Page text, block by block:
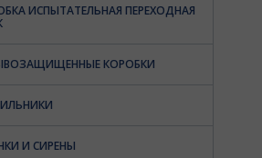
ИСПЫТАТЕЛЬНАЯ ПЕРЕХОДНАЯ
КОРОБКИ
И СИРЕНЫ